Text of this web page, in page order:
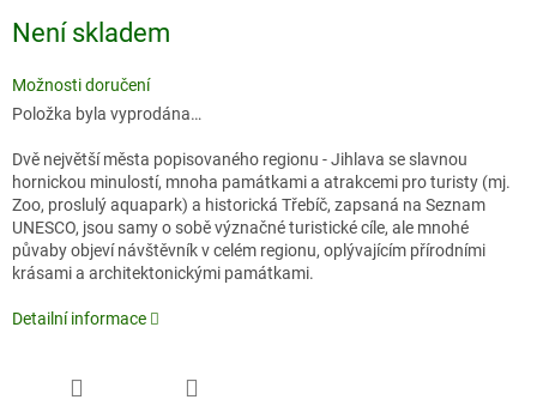
cena:
Není skladem
Možnosti doručení
Položka byla vyprodána…
Dvě největší města popisovaného regionu - Jihlava se slavnou
hornickou minulostí, mnoha památkami a atrakcemi pro turisty (mj.
Zoo, proslulý aquapark) a historická Třebíč, zapsaná na Seznam
UNESCO, jsou samy o sobě význačné turistické cíle, ale mnohé
půvaby objeví návštěvník v celém regionu, oplývajícím přírodními
krásami a architektonickými památkami.
Detailní informace